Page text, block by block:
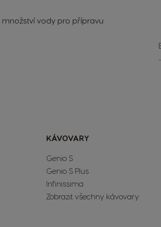
vody pro přípravu
KÁVOVARY
Genio S
Genio S Plus
Infinissima
Zobrazit všechny kávovary